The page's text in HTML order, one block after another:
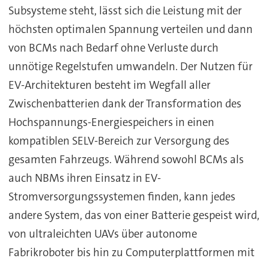
Subsysteme steht, lässt sich die Leistung mit der
höchsten optimalen Spannung verteilen und dann
von BCMs nach Bedarf ohne Verluste durch
unnötige Regelstufen umwandeln. Der Nutzen für
EV-Architekturen besteht im Wegfall aller
Zwischenbatterien dank der Transformation des
Hochspannungs-Energiespeichers in einen
kompatiblen SELV-Bereich zur Versorgung des
gesamten Fahrzeugs. Während sowohl BCMs als
auch NBMs ihren Einsatz in EV-
Stromversorgungssystemen finden, kann jedes
andere System, das von einer Batterie gespeist wird,
von ultraleichten UAVs über autonome
Fabrikroboter bis hin zu Computerplattformen mit